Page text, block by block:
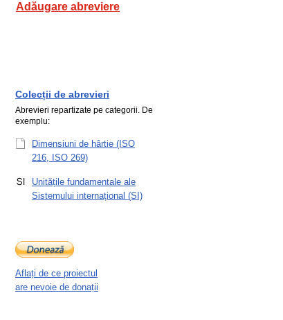
Adăugare abreviere
Colecții de abrevieri
Abrevieri repartizate pe categorii. De
exemplu:
Dimensiuni de hârtie (ISO
216, ISO 269)
Unitățile fundamentale ale
Sistemului internațional (SI)
Aflați de ce proiectul
are nevoie de donații